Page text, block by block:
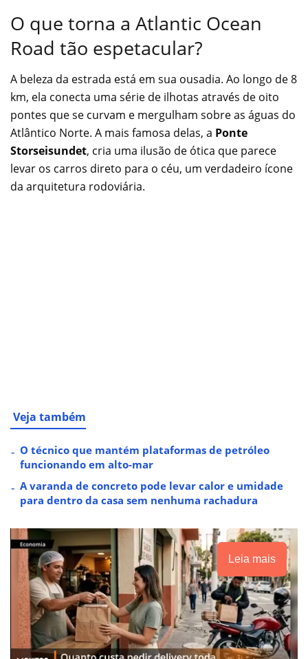
O que torna a Atlantic Ocean
Road tão espetacular?
A beleza da estrada está em sua ousadia. Ao longo de 8
km, ela conecta uma série de ilhotas através de oito
pontes que se curvam e mergulham sobre as águas do
Atlântico Norte. A mais famosa delas, a Ponte
Storseisundet, cria uma ilusão de ótica que parece
levar os carros direto para o céu, um verdadeiro ícone
da arquitetura rodoviária.
Veja também
O técnico que mantém plataformas de petróleo
funcionando em alto-mar
A varanda de concreto pode levar calor e umidade
para dentro da casa sem nenhuma rachadura
Leia mais